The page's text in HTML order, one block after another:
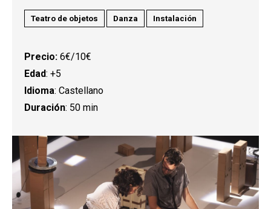
Teatro de objetos Danza Instalación
Precio: 6€/10€
Edad: +5
Idioma: Castellano
Duración: 50 min